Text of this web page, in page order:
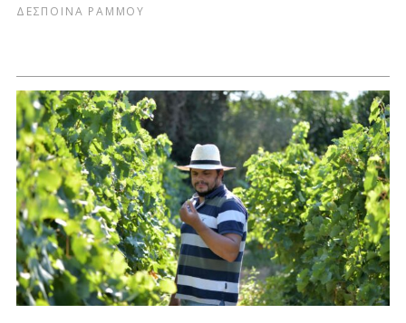
ΔΕΣΠΟΙΝΑ ΡΑΜΜΟΥ